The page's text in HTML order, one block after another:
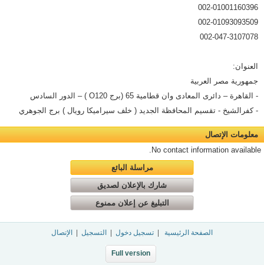
002-01001160396
002-01093093509
002-047-3107078
العنوان:
جمهورية مصر العربية
- القاهرة – دائرى المعادى وان قطامية 65 (برج O120 ) – الدور السادس
- كفرالشيخ - تقسيم المحافظة الجديد ( خلف سيراميكا رويال ) برج الجوهري
معلومات الإتصال
No contact information available.
مراسلة البائع
شارك بالإعلان لصديق
التبليغ عن إعلان ممنوع
الصفحة الرئيسية تسجيل دخول التسجيل الإتصال
Full version